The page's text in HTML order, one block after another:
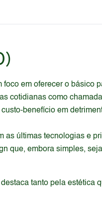
em oferecer o
cotidianas como
benefício em
últimas tecnologias e
que, embora simples,
tanto pela